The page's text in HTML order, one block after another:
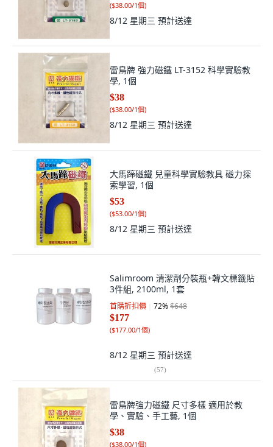
($38.00/1個)
8/12 星期三 預計送達
雷鳥牌 強力磁鐵 LT-3152 科學實驗教
學, 1個
$38
($38.00/1個)
8/12 星期三 預計送達
大馬蹄磁鐵 兒童科學實驗教具 磁力探
索學習, 1個
$53
($53.00/1個)
8/12 星期三 預計送達
Salimroom 清潔劑分裝瓶+韓文標籤貼
3件組, 2100ml, 1套
首購折扣價 72%$648
$177
($177.00/1個)
8/12 星期三 預計送達
(57)
雷鳥牌強力磁鐵 尺寸多樣 適用於教
學、實驗、手工藝, 1個
$38
($38.00/1個)